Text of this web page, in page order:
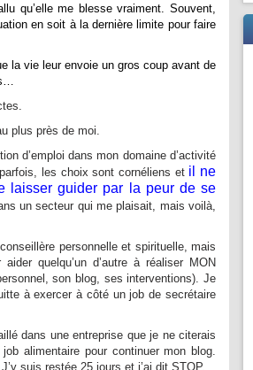
qu’elle me blesse vraiment. Souvent,
en soit à la dernière limite pour faire
la vie leur envoie un gros coup avant de
plus près de moi.
d’emploi dans mon domaine d’activité
les choix sont cornéliens et il ne
laisser guider par la peur de se
un secteur qui me plaisait, mais voilà,
personnelle et spirituelle, mais
quelqu’un d’autre à réaliser MON
son blog, ses interventions). Je
à exercer à côté un job de secrétaire
dans une entreprise que je ne citerais
alimentaire pour continuer mon blog.
suis restée 25 jours et j’ai dit STOP.